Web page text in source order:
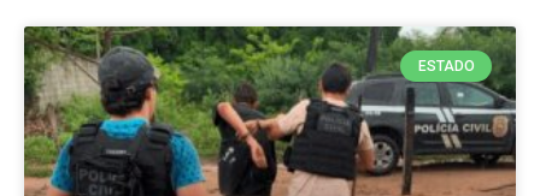
ESTADO